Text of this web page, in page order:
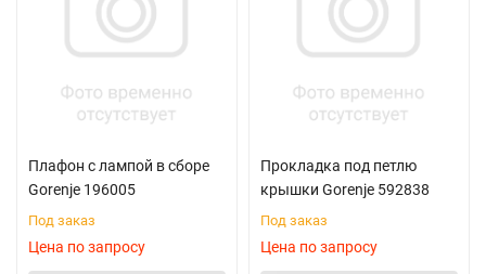
Плафон с лампой в сборе
Gorenje 196005
Под заказ
Цена по запросу
Прокладка под петлю
крышки Gorenje 592838
Под заказ
Цена по запросу